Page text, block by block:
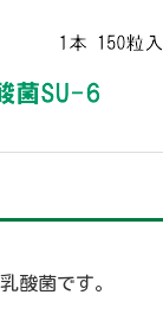
酸菌です。